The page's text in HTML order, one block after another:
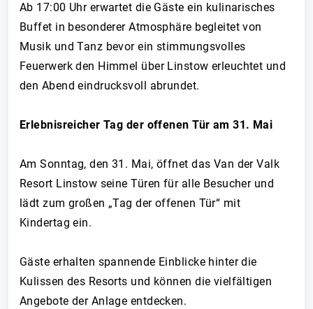
Ab 17:00 Uhr erwartet die Gäste ein kulinarisches
Buffet in besonderer Atmosphäre begleitet von
Musik und Tanz bevor ein stimmungsvolles
Feuerwerk den Himmel über Linstow erleuchtet und
den Abend eindrucksvoll abrundet.
Erlebnisreicher Tag der offenen Tür am 31. Mai
Am Sonntag, den 31. Mai, öffnet das Van der Valk
Resort Linstow seine Türen für alle Besucher und
lädt zum großen „Tag der offenen Tür“ mit
Kindertag ein.
Gäste erhalten spannende Einblicke hinter die
Kulissen des Resorts und können die vielfältigen
Angebote der Anlage entdecken.